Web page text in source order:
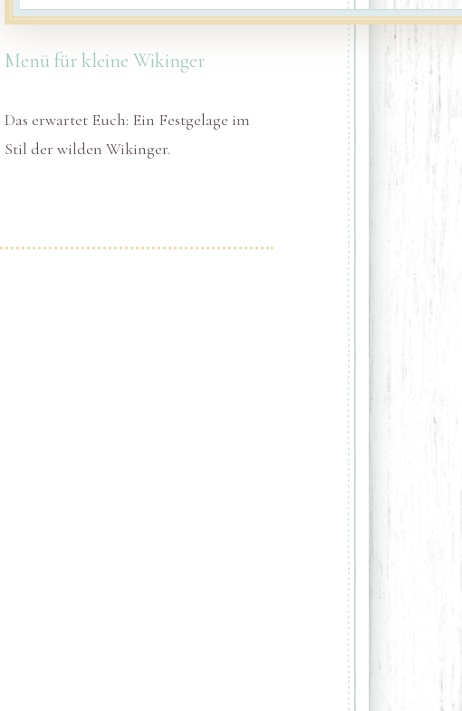
Menü für kleine Wikinger
Das erwartet Euch: Ein Festgelage im
Stil der wilden Wikinger.